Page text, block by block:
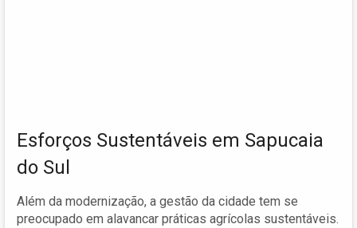
Esforços Sustentáveis em Sapucaia
do Sul
Além da modernização, a gestão da cidade tem se
preocupado em alavancar práticas agrícolas sustentáveis.